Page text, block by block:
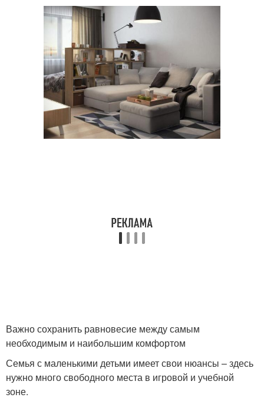
Важно сохранить равновесие между самым
необходимым и наибольшим комфортом
Семья с маленькими детьми имеет свои нюансы – здесь
нужно много свободного места в игровой и учебной
зоне.